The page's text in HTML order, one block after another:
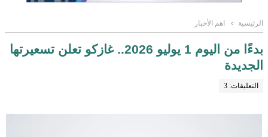
الرئيسية › اهم الأخبار
بدءًا من اليوم 1 يوليو 2026.. غازكو تعلن تسعيرتها
الجديدة
التعليقات: 3